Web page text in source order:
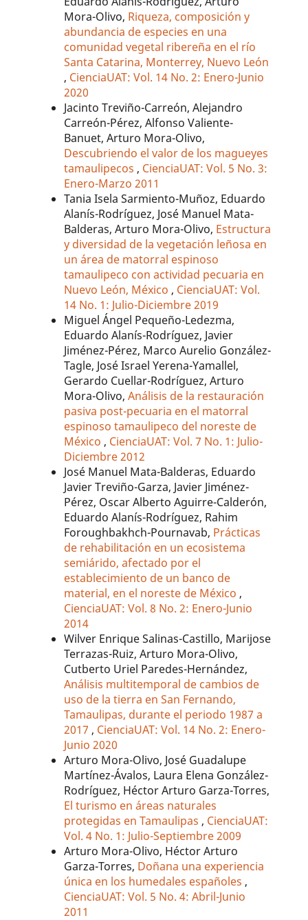
Mora-Olivo, Riqueza, composición y
abundancia de especies en una
comunidad vegetal ribereña en el río
Santa Catarina, Monterrey, Nuevo León
, CienciaUAT: Vol. 14 No. 2: Enero-Junio
2020
Jacinto Treviño-Carreón, Alejandro
Carreón-Pérez, Alfonso Valiente-
Banuet, Arturo Mora-Olivo,
Descubriendo el valor de los magueyes
tamaulipecos , CienciaUAT: Vol. 5 No. 3:
Enero-Marzo 2011
Tania Isela Sarmiento-Muñoz, Eduardo
Alanís-Rodríguez, José Manuel Mata-
Balderas, Arturo Mora-Olivo, Estructura
y diversidad de la vegetación leñosa en
un área de matorral espinoso
tamaulipeco con actividad pecuaria en
Nuevo León, México , CienciaUAT: Vol.
14 No. 1: Julio-Diciembre 2019
Miguel Ángel Pequeño-Ledezma,
Eduardo Alanís-Rodríguez, Javier
Jiménez-Pérez, Marco Aurelio González-
Tagle, José Israel Yerena-Yamallel,
Gerardo Cuellar-Rodríguez, Arturo
Mora-Olivo,Análisis de la restauración
pasiva post-pecuaria en el matorral
espinoso tamaulipeco del noreste de
México , CienciaUAT: Vol. 7 No. 1: Julio-
Diciembre 2012
José Manuel Mata-Balderas, Eduardo
Javier Treviño-Garza, Javier Jiménez-
Pérez, Oscar Alberto Aguirre-Calderón,
Eduardo Alanís-Rodríguez, Rahim
Foroughbakhch-Pournavab, Prácticas
de rehabilitación en un ecosistema
semiárido, afectado por el
establecimiento de un banco de
material, en el noreste de México ,
CienciaUAT: Vol. 8 No. 2: Enero-Junio
2014
Wilver Enrique Salinas-Castillo, Marijose
Terrazas-Ruiz, Arturo Mora-Olivo,
Cutberto Uriel Paredes-Hernández,
Análisis multitemporal de cambios de
uso de la tierra en San Fernando,
Tamaulipas, durante el periodo 1987 a
2017 , CienciaUAT: Vol. 14 No. 2: Enero-
Junio 2020
Arturo Mora-Olivo, José Guadalupe
Martínez-Ávalos, Laura Elena González-
Rodríguez, Héctor Arturo Garza-Torres,
El turismo en áreas naturales
protegidas en Tamaulipas , CienciaUAT:
Vol. 4 No. 1: Julio-Septiembre 2009
Arturo Mora-Olivo, Héctor Arturo
Garza-Torres, Doñana una experiencia
única en los humedales españoles ,
CienciaUAT: Vol. 5 No. 4: Abril-Junio
2011